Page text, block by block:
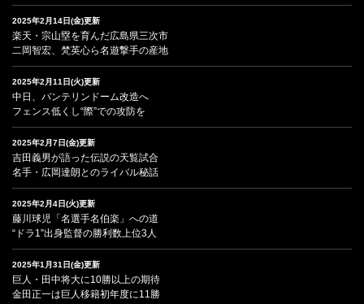
2025年2月14日(金)更新
楽天・宗山塁を育んだ広島県三次市
二岡智宏、梵英心ら名遊撃手の産地
2025年2月11日(火)更新
中日、バンテリンドーム改造へ
フェンス低くし“際”での攻防を
2025年2月7日(金)更新
吉田義男が語った伝説の天覧試合
名手・広岡達朗とのライバル秘話
2025年2月4日(火)更新
藤川球児「名選手名伯楽」への道
“ドラ1”出身監督の勝利数上位3人
2025年1月31日(金)更新
巨人・田中将大に10勝以上の期待
金田正一は巨人移籍初年度に11勝